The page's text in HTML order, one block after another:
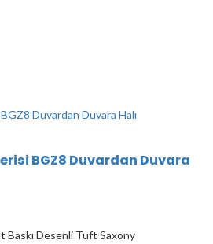
BGZ8 Duvardan Duvara
Desenli Tuft Saxony